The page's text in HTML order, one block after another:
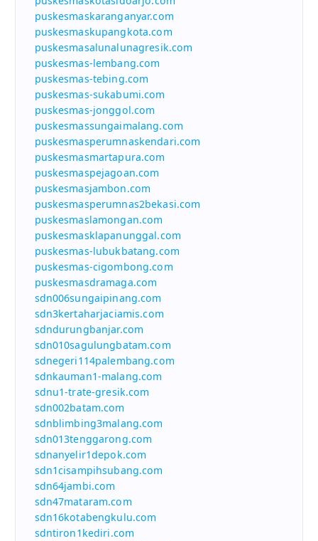
puskesmaskaranganyar.com
puskesmaskupangkota.com
puskesmasalunalunagresik.com
puskesmas-lembang.com
puskesmas-tebing.com
puskesmas-sukabumi.com
puskesmas-jonggol.com
puskesmassungaimalang.com
puskesmasperumnaskendari.com
puskesmasmartapura.com
puskesmaspejagoan.com
puskesmasjambon.com
puskesmasperumnas2bekasi.com
puskesmaslamongan.com
puskesmasklapanunggal.com
puskesmas-lubukbatang.com
puskesmas-cigombong.com
puskesmasdramaga.com
sdn006sungaipinang.com
sdn3kertaharjaciamis.com
sdndurungbanjar.com
sdn010sagulungbatam.com
sdnegeri114palembang.com
sdnkauman1-malang.com
sdnu1-trate-gresik.com
sdn002batam.com
sdnblimbing3malang.com
sdn013tenggarong.com
sdnanyelir1depok.com
sdn1cisampihsubang.com
sdn64jambi.com
sdn47mataram.com
sdn16kotabengkulu.com
sdntiron1kediri.com